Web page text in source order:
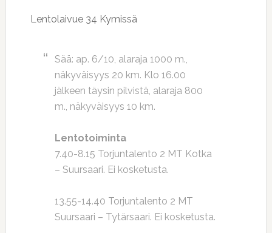
Lentolaivue 34 Kymissä
Sää: ap. 6/10, alaraja 1000 m.,
näkyväisyys 20 km. Klo 16.00
jälkeen täysin pilvistä, alaraja 800
m., näkyväisyys 10 km.
Lentotoiminta
7.40-8.15 Torjuntalento 2 MT Kotka
– Suursaari. Ei kosketusta.
13.55-14.40 Torjuntalento 2 MT
Suursaari – Tytärsaari. Ei kosketusta.